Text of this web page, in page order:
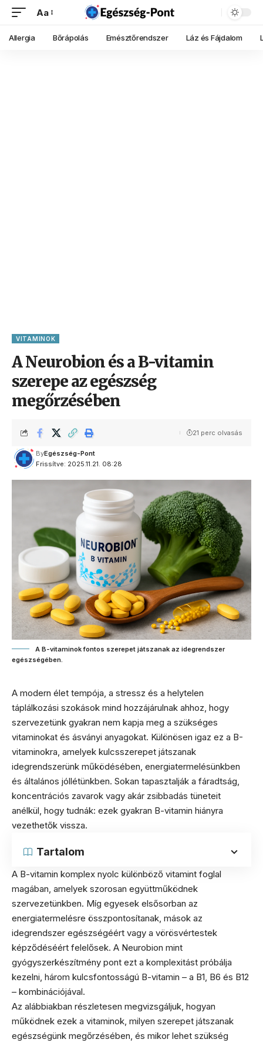
Aa
Allergia Bőrápolás Emésztőrendszer Láz és Fájdalom
VITAMINOK
A Neurobion és a B-vitamin
szerepe az egészség
megőrzésében
Frissítve: 2025.11.21. 08:28
ByEgészség-Pont
21 perc olvasás
A B-vitaminok fontos szerepet játszanak az idegrendszer
egészségében.
A modern élet tempója, a stressz és a helytelen
táplálkozási szokások mind hozzájárulnak ahhoz, hogy
szervezetünk gyakran nem kapja meg a szükséges
vitaminokat és ásványi anyagokat. Különösen igaz ez a B-
vitaminokra, amelyek kulcsszerepet játszanak
idegrendszerünk működésében, energiatermelésünkben
és általános jóllétünkben. Sokan tapasztalják a fáradtság,
koncentrációs zavarok vagy akár zsibbadás tüneteit
anélkül, hogy tudnák: ezek gyakran B-vitamin hiányra
vezethetők vissza.
Tartalom
A B-vitamin komplex nyolc különböző vitamint foglal
magában, amelyek szorosan együttműködnek
szervezetünkben. Míg egyesek elsősorban az
energiatermelésre összpontosítanak, mások az
idegrendszer egészségéért vagy a vörösvértestek
képződéséért felelősek. A Neurobion mint
gyógyszerkészítmény pont ezt a komplexitást próbálja
kezelni, három kulcsfontosságú B-vitamin – a B1, B6 és B12
– kombinációjával.
Az alábbiakban részletesen megvizsgáljuk, hogyan
működnek ezek a vitaminok, milyen szerepet játszanak
egészségünk megőrzésében, és mikor lehet szükség